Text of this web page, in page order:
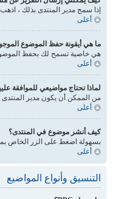
إذا سمح مدير المنتدى بذلك ،
أعلى
ما هي أيقونة حفظ الموضوع
هي خاصية تسمح لك بحفظ الموضوع
أعلى
لماذا تحتاج مواضيعي للموافقة
من الممكن أن يكون مدير
أعلى
كيف أنشر موضوع في المنتدى؟
بسهولة اضغط على الزر الخاص
أعلى
التنسيق وأنواع المواضيع